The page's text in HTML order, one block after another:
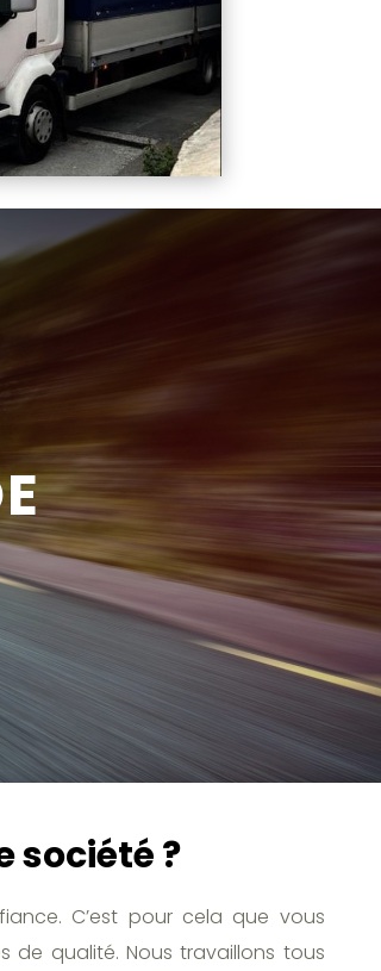
société ?
C’est pour cela que vous
de qualité. Nous travaillons tous